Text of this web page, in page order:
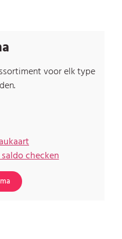
voor elk type
checken